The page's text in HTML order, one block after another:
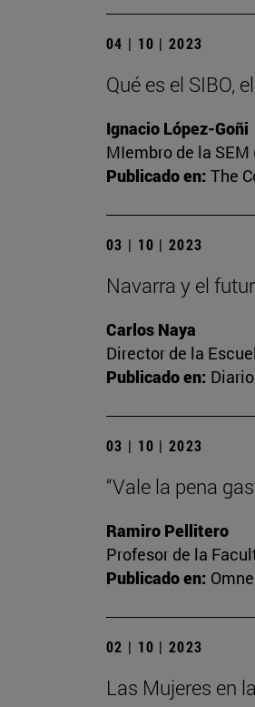
04 | 10 | 2023
Qué es el SIBO,
Ignacio López-Goñi
MIembro de la
Publicado en: The
03 | 10 | 2023
Navarra y el
Carlos Naya
Director de la
Publicado en:
03 | 10 | 2023
“Vale la pena
Ramiro Pellitero
Profesor de la
Publicado en:
02 | 10 | 2023
Las Mujeres en